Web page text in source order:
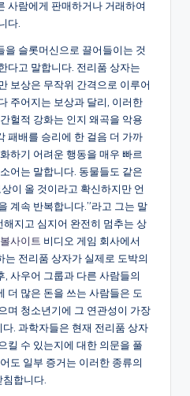
사람에게 판매하거나 거래하여
다.
을 슬롯머신으로 끌어들이는 것
다고 말합니다. 전리품 상자는
보상은 무작위 간격으로 이루어
주어지는 보상과 달리, 이러한
헐적 강화는 인지 왜곡을 악용
패배를 승리에 한 걸음 더 가까
하기 어려운 행동을 매우 빠르
어는 말합니다. 동물들도 같은
이 올 것이라고 확신하지만 언
계속 반복합니다.”라고 그는 말
해지고 심지어 완전히 멈추는 상
사이트 비디오 게임 회사에서
는 전리품 상자가 실제로 도박의
사우어 그룹과 다른 사람들의
더 많은 돈을 쓰는 사람들은 도
며 청소년기에 그 연관성이 가장
. 과학자들은 현재 전리품 상자
킬 수 있는지에 대한 의문을 풀
도 일부 증거는 이러한 종류의
합니다.